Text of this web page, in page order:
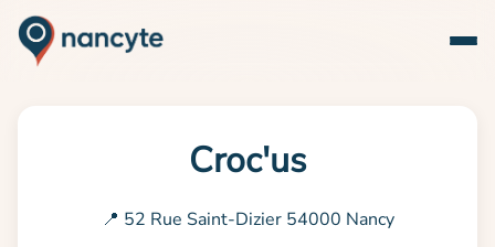
Croc'us
📍 52 Rue Saint-Dizier 54000 Nancy